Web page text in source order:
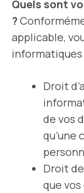
Quels sont
?
applicable,
informatiques
Droit
de vos
qu’une
Droit
que